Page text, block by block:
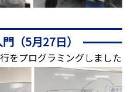
（5月27日）
をプログラミングしました